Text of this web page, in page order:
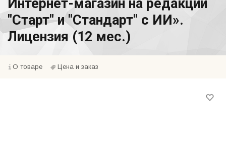
Интернет-магазин на редакции
"Старт" и "Стандарт" с ИИ».
Лицензия (12 мес.)
О товаре Цена и заказ